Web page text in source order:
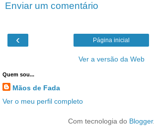
Enviar um comentário
‹ Página inicial
Ver a versão da Web
Quem sou...
Mãos de Fada
Ver o meu perfil completo
Com tecnologia do Blogger.